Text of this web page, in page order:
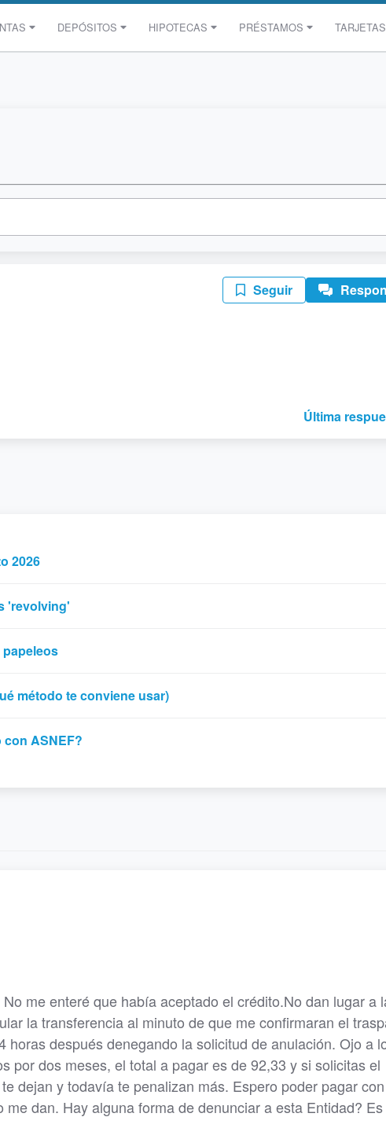
DEPÓSITOS HIPOTECAS PRÉSTAMOS TARJETAS
Seguir
Última
2026
'revolving'
método te conviene usar)
ASNEF?
me enteré que había aceptado el crédito.No dan lugar a
la transferencia al minuto de que me confirmaran el
horas después denegando la solicitud de anulación. Ojo a
por dos meses, el total a pagar es de 92,33 y si solicitas el
dejan y todavía te penalizan más. Espero poder pagar con
dan. Hay alguna forma de denunciar a esta Entidad? Es